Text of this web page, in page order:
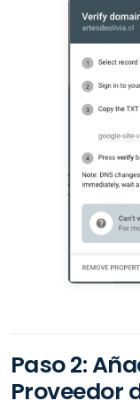
Paso 2:
Proveedor